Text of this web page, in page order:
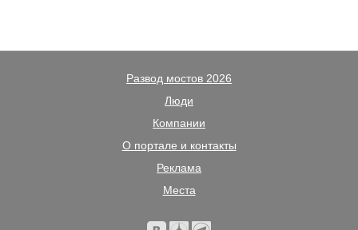
Развод мостов 2026
Люди
Компании
О портале и контакты
Реклама
Места